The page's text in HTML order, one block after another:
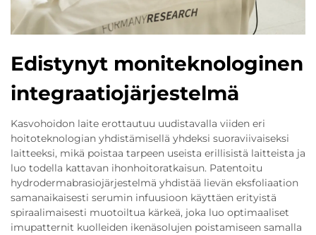
Edistynyt moniteknologinen
integraatiojärjestelmä
Kasvohoidon laite erottautuu uudistavalla viiden eri
hoitoteknologian yhdistämisellä yhdeksi suoraviivaiseksi
laitteeksi, mikä poistaa tarpeen useista erillisistä laitteista ja
luo todella kattavan ihonhoitoratkaisun. Patentoitu
hydrodermabrasiojärjestelmä yhdistää lievän eksfoliaation
samanaikaisesti serumin infuusioon käyttäen erityistä
spiraalimaisesti muotoiltua kärkeä, joka luo optimaaliset
imupatternit kuolleiden ikenäsolujen poistamiseen samalla